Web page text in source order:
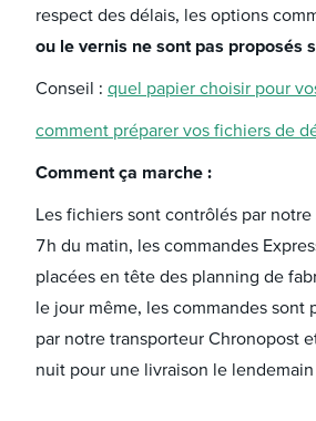
respect des délais, les options
ou le vernis ne sont pas proposés
Conseil : quel papier choisir pour
comment préparer vos fichiers de
Comment ça marche :
Les fichiers sont contrôlés par notre
7h du matin, les commandes
placées en tête des planning de
le jour même, les commandes sont
par notre transporteur Chronopost
nuit pour une livraison le